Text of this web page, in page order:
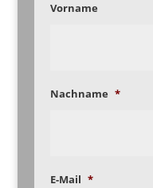
Vorname
Nachname *
E-Mail *